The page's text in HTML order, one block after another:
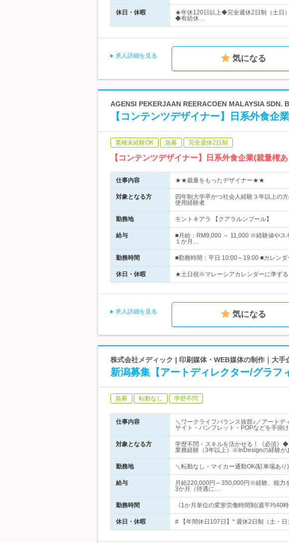
休日・休暇
★年休120日以上◆完全週休2日制（土
◆有給休…
求人詳細を見る 気になる
AGENSI PEKERJAAN REERACOEN MALAYSIA SDN.
【コンテンツデザイナー】日系外食企
業種未経験OK 急募 完全週休2日制
【コンテンツデザイナー】日系外食企業(裁量
仕事内容 ★★裁量をもったデザイナー★★
対象となる方
四年制大学卒かつ社会人経験３年以上の
使用経験者
勤務地 モントキアラ 【クアラルンプール】
給与
■月給：RM9,000 ～ 11,000 ※経験値やス
１か月…
勤務時間 ■勤務時間：平日 10:00～19:00 ■カレン
休日・休暇 ★土日祝※マレーシアカレンダーに準ずる
求人詳細を見る 気になる
株式会社メディック | 印刷媒体・WEB媒体の制作｜大手
新潟募集【アートディレクター/グラフ
急募 転勤なし 学歴不問
仕事内容
＼ワークライフバランス抜群♪／アート
サイト・パンフレット・POPなどを手掛
対象となる方
学歴不問・スキルを活かせる！《必須》
業務経験（3年以上）※InDesignの経験が
勤務地 ＼転勤なし・マイカー通勤OK(駐車場あ
給与
月給220,000円～350,000円※経験、能力
3か月（待遇に…
勤務時間 《1か月単位の変形労働時間制(週平均40
休日・休暇 # 【年間休日107日】* 週休2日制（土・